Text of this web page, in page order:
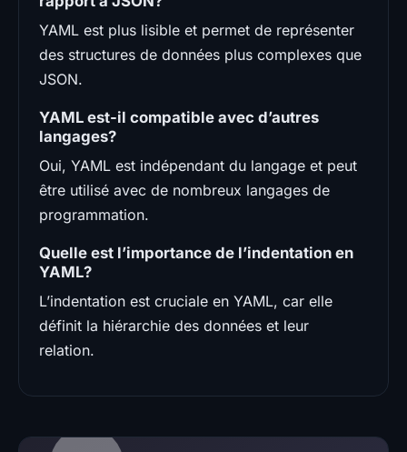
YAML est plus lisible et permet de représenter
des structures de données plus complexes que
JSON.
YAML est-il compatible avec d’autres
langages?
Oui, YAML est indépendant du langage et peut
être utilisé avec de nombreux langages de
programmation.
Quelle est l’importance de l’indentation en
YAML?
L’indentation est cruciale en YAML, car elle
définit la hiérarchie des données et leur
relation.